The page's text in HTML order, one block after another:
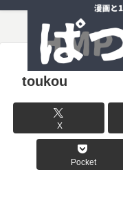
toukou
X
Pocket